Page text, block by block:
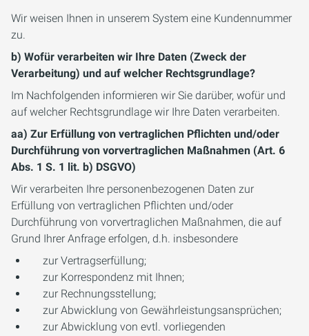
Wir weisen Ihnen in unserem System eine Kundennummer
zu.
b) Wofür verarbeiten wir Ihre Daten (Zweck der
Verarbeitung) und auf welcher Rechtsgrundlage?
Im Nachfolgenden informieren wir Sie darüber, wofür und
auf welcher Rechtsgrundlage wir Ihre Daten verarbeiten.
aa) Zur Erfüllung von vertraglichen Pflichten und/oder
Durchführung von vorvertraglichen Maßnahmen (Art. 6
Abs. 1 S. 1 lit. b) DSGVO)
Wir verarbeiten Ihre personenbezogenen Daten zur
Erfüllung von vertraglichen Pflichten und/oder
Durchführung von vorvertraglichen Maßnahmen, die auf
Grund Ihrer Anfrage erfolgen, d.h. insbesondere
zur Vertragserfüllung;
zur Korrespondenz mit Ihnen;
zur Rechnungsstellung;
zur Abwicklung von Gewährleistungsansprüchen;
zur Abwicklung von evtl. vorliegenden